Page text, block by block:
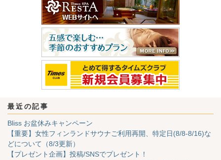
最近の記事
Bliss お盆休みキャンペーン
【重要】女性フィンランドサウナご利用再開、特定日(8/8-8/16)な
どについて（8/3更新）
【プレゼント企画】投稿/SNSでプレゼント！